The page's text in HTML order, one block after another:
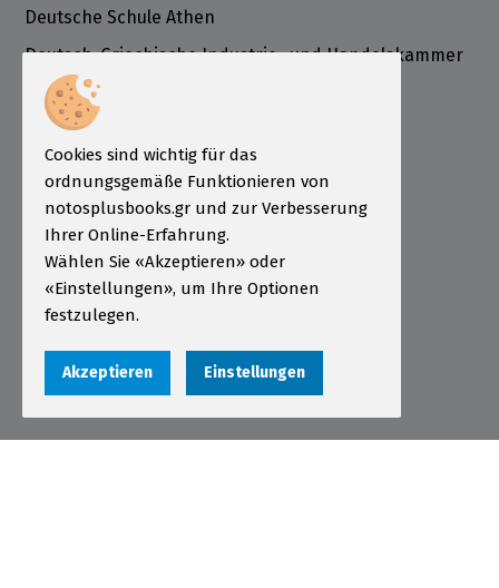
Deutsche Schule Athen
Deutsch-Griechische Industrie- und Handelskammer
ÖSD Institut Griechenland
Informationen
Zahlungsarten
Sendungen
Garantie - Rückgabe
Nutzungsbedingungen
Datenschutzerklärung
Cookies
Cookies sind wichtig für das
ordnungsgemäße Funktionieren von
notosplusbooks.gr und zur Verbesserung
Ihrer Online-Erfahrung.
Wählen Sie «Akzeptieren» oder
«Einstellungen», um Ihre Optionen
festzulegen.
Akzeptieren Einstellungen